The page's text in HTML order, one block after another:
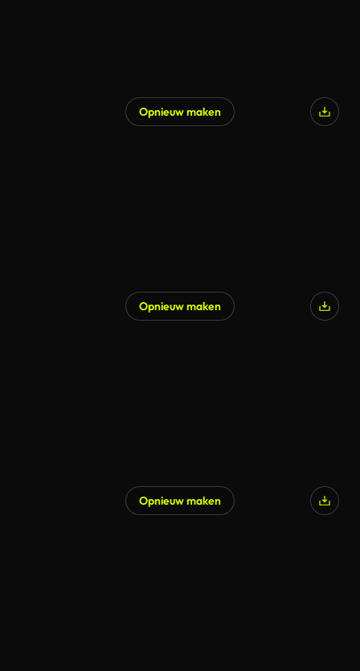
Opnieuw maken
Opnieuw maken
Opnieuw maken